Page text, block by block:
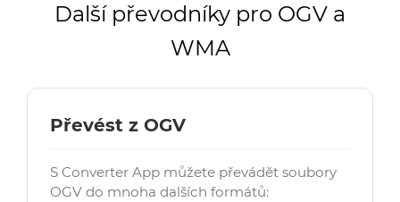
Další převodníky pro OGV a
WMA
Převést z OGV
S Converter App můžete převádět soubory
OGV do mnoha dalších formátů: